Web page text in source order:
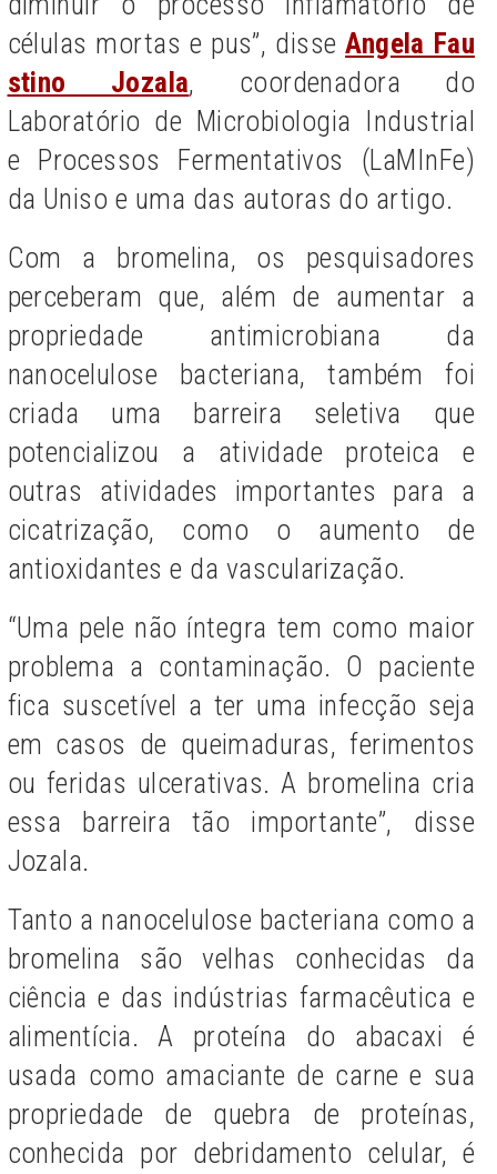
células mortas e pus”, disseAngela Fau
stino Jozala, coordenadora do
Laboratório de Microbiologia Industrial
e Processos Fermentativos (LaMInFe)
da Uniso e uma das autoras do artigo.
Com a bromelina, os pesquisadores
perceberam que, além de aumentar a
propriedade antimicrobiana da
nanocelulose bacteriana, também foi
criada uma barreira seletiva que
potencializou a atividade proteica e
outras atividades importantes para a
cicatrização, como o aumento de
antioxidantes e da vascularização.
“Uma pele não íntegra tem como maior
problema a contaminação. O paciente
fica suscetível a ter uma infecção seja
em casos de queimaduras, ferimentos
ou feridas ulcerativas. A bromelina cria
essa barreira tão importante”, disse
Jozala.
Tanto a nanocelulose bacteriana como a
bromelina são velhas conhecidas da
ciência e das indústrias farmacêutica e
alimentícia. A proteína do abacaxi é
usada como amaciante de carne e sua
propriedade de quebra de proteínas,
conhecida por debridamento celular, é